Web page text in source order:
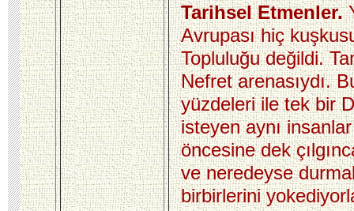
Tarihsel Etmenler.
Avrupası hiç
Topluluğu değildi.
Nefret arenasıydı.
yüzdeleri ile tek bir
isteyen aynı insanlar
öncesine dek
ve neredeyse
birbirlerini